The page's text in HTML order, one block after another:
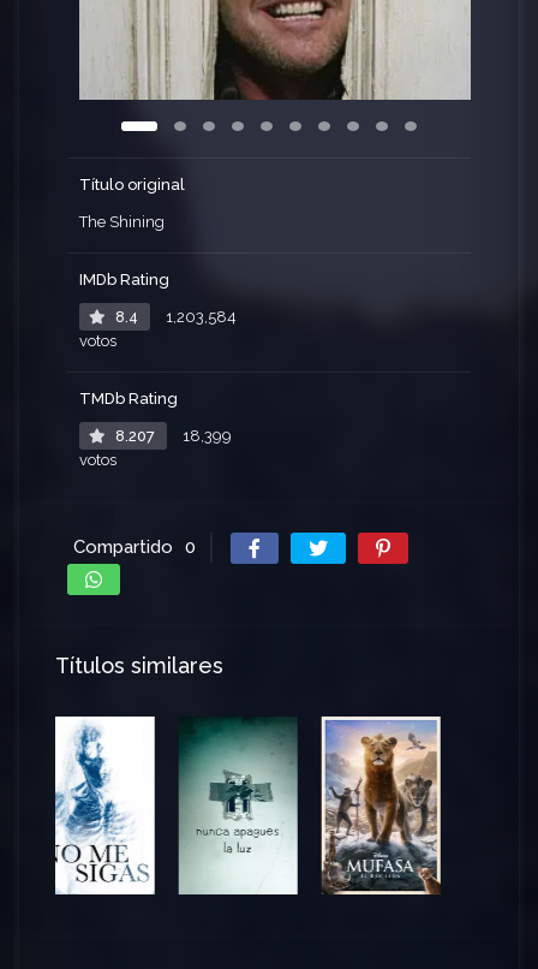
Título original
The Shining
IMDb Rating
8.4
1,203,584
votos
TMDb Rating
8.207
18,399
votos
Compartido 0
Títulos similares